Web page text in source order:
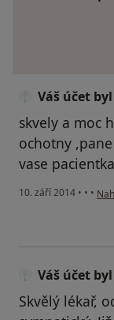
Váš účet
skvely a moc
ochotny
vase pacientka
10. září 2014 • • •
Váš účet
Skvělý lékař,